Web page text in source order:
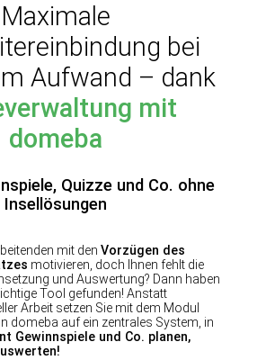
Maximale
bei
Aufwand – dank
mit
domeba
Quizze und Co. ohne
Insellösungen
mit den Vorzügen des
motivieren, doch Ihnen fehlt die
und Auswertung? Dann haben
Tool gefunden! Anstatt
Arbeit setzen Sie mit dem Modul
domeba auf ein zentrales System, in
Gewinnspiele und Co. planen,